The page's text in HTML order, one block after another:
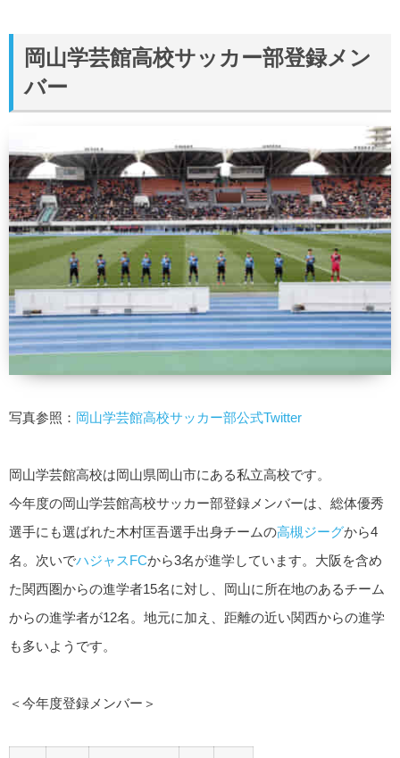
岡山学芸館高校サッカー部登録メン
バー
写真参照： 岡山学芸館高校サッカー部公式Twitter
岡山学芸館高校は岡山県岡山市にある私立高校です。
今年度の岡山学芸館高校サッカー部登録メンバーは、総体優秀
選手にも選ばれた木村匡吾選手出身チームの高槻ジーグから4
名。次いでハジャスFCから3名が進学しています。大阪を含め
た関西圏からの進学者15名に対し、岡山に所在地のあるチーム
からの進学者が12名。地元に加え、距離の近い関西からの進学
も多いようです。
＜今年度登録メンバー＞